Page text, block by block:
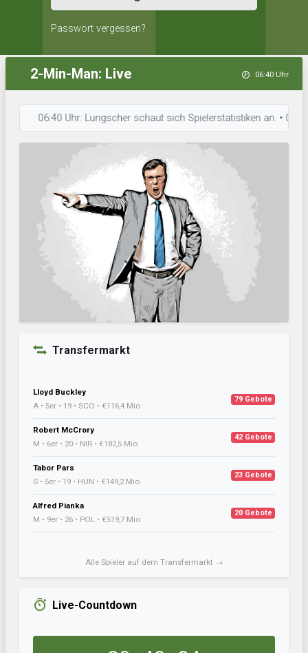
Passwort vergessen?
2-Min-Man: Live 06:40 Uhr
06:40 Uhr: Lungscher schaut sich Spielerstatistiken an. • 06:40
Transfermarkt
Lloyd Buckley
A • 5er • 19 • SCO • €116,4 Mio
79 Gebote
Robert McCrory
M • 6er • 20 • NIR • €182,5 Mio
42 Gebote
Tabor Pars
S • 5er • 19 • HUN • €149,2 Mio
23 Gebote
Alfred Pianka
M • 9er • 26 • POL • €519,7 Mio
20 Gebote
Alle Spieler auf dem Transfermarkt →
Live-Countdown